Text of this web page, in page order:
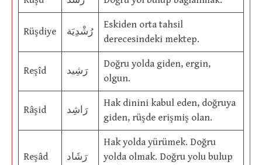
Rüşdiye رُشْدِيَة
Eskiden orta tahsil
derecesindeki mektep.
Reşîd رَشِيد
Doğru yolda giden, ergin,
olgun.
Râşid رَاشِد
Hak dinini kabul eden, doğruya
giden, rüşde erişmiş olan.
Reşâd رَشَاد
Hak yolda yürümek. Doğru
yolda olmak. Doğru yolu bulup